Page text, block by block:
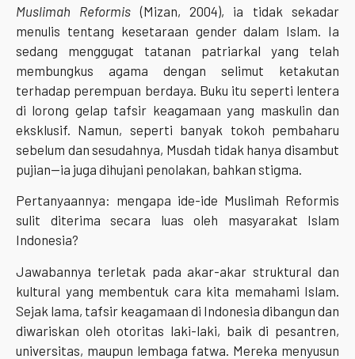
Muslimah Reformis (Mizan, 2004), ia tidak sekadar
menulis tentang kesetaraan gender dalam Islam. Ia
sedang menggugat tatanan patriarkal yang telah
membungkus agama dengan selimut ketakutan
terhadap perempuan berdaya. Buku itu seperti lentera
di lorong gelap tafsir keagamaan yang maskulin dan
eksklusif. Namun, seperti banyak tokoh pembaharu
sebelum dan sesudahnya, Musdah tidak hanya disambut
pujian—ia juga dihujani penolakan, bahkan stigma.
Pertanyaannya: mengapa ide-ide Muslimah Reformis
sulit diterima secara luas oleh masyarakat Islam
Indonesia?
Jawabannya terletak pada akar-akar struktural dan
kultural yang membentuk cara kita memahami Islam.
Sejak lama, tafsir keagamaan di Indonesia dibangun dan
diwariskan oleh otoritas laki-laki, baik di pesantren,
universitas, maupun lembaga fatwa. Mereka menyusun